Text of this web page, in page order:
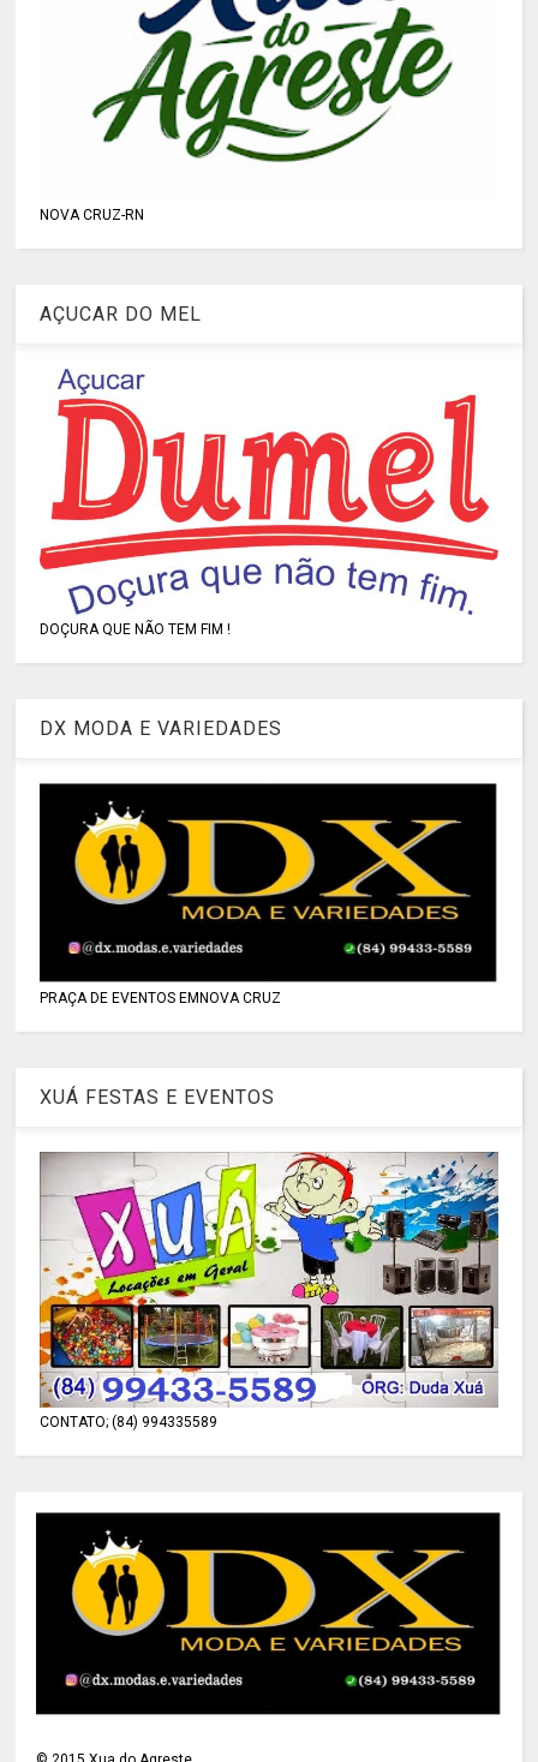
NOVA CRUZ-RN
AÇUCAR DO MEL
DOÇURA QUE NÃO TEM FIM !
DX MODA E VARIEDADES
PRAÇA DE EVENTOS EMNOVA CRUZ
XUÁ FESTAS E EVENTOS
CONTATO; (84) 994335589